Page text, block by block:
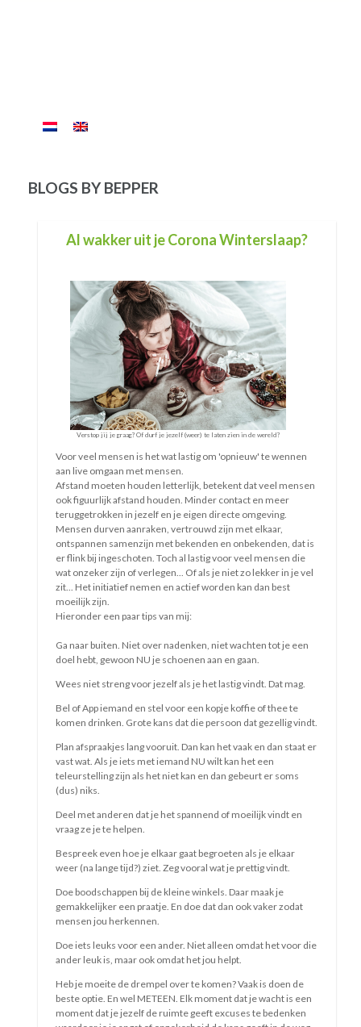
BLOGS BY BEPPER
Voor jou
Er is maar één iemand met dit leven
En dat ben jij
Jij bepaalt
Wat je kiest
Bij alles waarin je te kiezen hebt
Je verliest
Als je kiest
Voor wat een ander wil
Voor wat jij denkt dat je moet
Voor wat jij denkt dat verwacht wordt
Aan gelukkig, tevreden en ontspannen
Jij
Dus voel je vrij
Kies je vrij
En voel je nog vrijer
Jijer
read more
Algemene voorwaarden
Klachtenregeling
AVG